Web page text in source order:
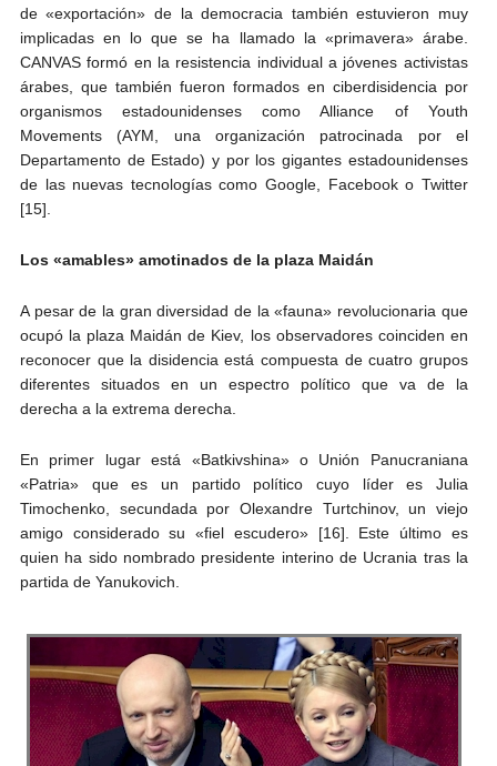
de «exportación» de la democracia también estuvieron muy
implicadas en lo que se ha llamado la «primavera» árabe.
CANVAS formó en la resistencia individual a jóvenes activistas
árabes, que también fueron formados en ciberdisidencia por
organismos estadounidenses como Alliance of Youth
Movements (AYM, una organización patrocinada por el
Departamento de Estado) y por los gigantes estadounidenses
de las nuevas tecnologías como Google, Facebook o Twitter
[15].
Los «amables» amotinados de la plaza Maidán
A pesar de la gran diversidad de la «fauna» revolucionaria que
ocupó la plaza Maidán de Kiev, los observadores coinciden en
reconocer que la disidencia está compuesta de cuatro grupos
diferentes situados en un espectro político que va de la
derecha a la extrema derecha.
En primer lugar está «Batkivshina» o Unión Panucraniana
«Patria» que es un partido político cuyo líder es Julia
Timochenko, secundada por Olexandre Turtchinov, un viejo
amigo considerado su «fiel escudero» [16]. Este último es
quien ha sido nombrado presidente interino de Ucrania tras la
partida de Yanukovich.